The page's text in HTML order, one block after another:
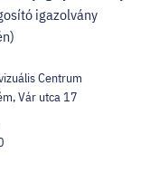
igazolvány
Centrum
Vár utca 17